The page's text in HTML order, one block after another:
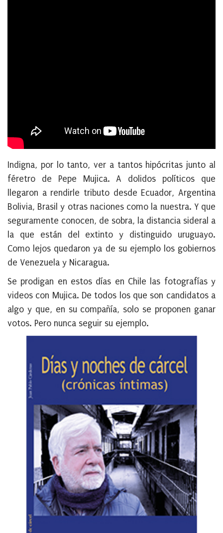
Indigna, por lo tanto, ver a tantos hipócritas junto al
féretro de Pepe Mujica. A dolidos políticos que
llegaron a rendirle tributo desde Ecuador, Argentina
Bolivia, Brasil y otras naciones como la nuestra. Y que
seguramente conocen, de sobra, la distancia sideral a
la que están del extinto y distinguido uruguayo.
Como lejos quedaron ya de su ejemplo los gobiernos
de Venezuela y Nicaragua.
Se prodigan en estos días en Chile las fotografías y
videos con Mujica. De todos los que son candidatos a
algo y que, en su compañía, solo se proponen ganar
votos. Pero nunca seguir su ejemplo.